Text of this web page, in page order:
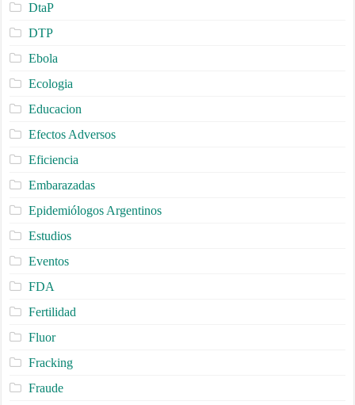
DtaP
DTP
Ebola
Ecologia
Educacion
Efectos Adversos
Eficiencia
Embarazadas
Epidemiólogos Argentinos
Estudios
Eventos
FDA
Fertilidad
Fluor
Fracking
Fraude